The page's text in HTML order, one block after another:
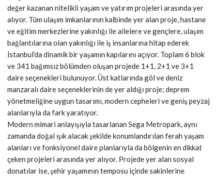
değer kazanan nitelikli yaşam ve yatırım projeleri arasında yer
alıyor. Tüm ulaşım imkanlarının kalbinde yer alan proje, hastane
ve eğitim merkezlerine yakınlığı ile ailelere ve gençlere, ulaşım
bağlantılarına olan yakınlığı ile iş insanlarına hitap ederek
İstanbul’da dinamik bir yaşamın kapılarını açıyor. Toplam 6 blok
ve 341 bağımsız bölümden oluşan projede 1+1, 2+1 ve 3+1
daire seçenekleri bulunuyor. Üst katlarında göl ve deniz
manzaralı daire seçeneklerinin de yer aldığı proje; deprem
yönetmeliğine uygun tasarımı, modern cepheleri ve geniş peyzaj
alanlarıyla da fark yaratıyor.
Modern mimari anlayışıyla tasarlanan Sega Metropark, aynı
zamanda doğal ışık alacak şekilde konumlandırılan ferah yaşam
alanları ve fonksiyonel daire planlarıyla da bölgenin en dikkat
çeken projeleri arasında yer alıyor. Projede yer alan sosyal
donatılar ise, şehir yaşamının temposu içinde sakinlerine